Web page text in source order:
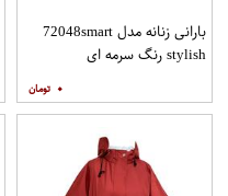
بارانی زنانه مدل 72048smart
stylish رنگ سرمه ای
۰